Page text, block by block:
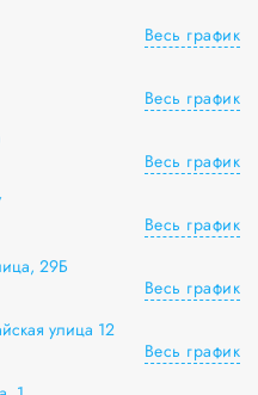
Весь график
Весь график
Весь график
Весь график
29Б
Весь график
улица 12
Весь график